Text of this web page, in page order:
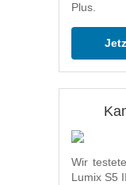
Plus.
Wir
Lumix S5